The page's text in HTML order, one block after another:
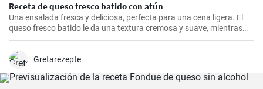
Receta de queso fresco batido con atún
Una ensalada fresca y deliciosa, perfecta para una cena ligera. El
queso fresco batido le da una textura cremosa y suave, mientras
que el atún le aporta proteínas con el sabor. Suele servirse fría,
Gretarezepte